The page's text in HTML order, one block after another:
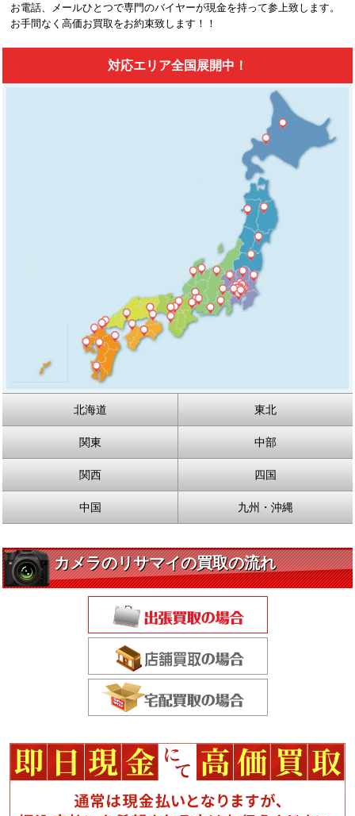
お電話、メールひとつで専門のバイヤーが現金を持って参上致します。
お手間なく高価お買取をお約束致します！！
対応エリア全国展開中！
北海道 東北
関東 中部
関西 四国
中国 九州・沖縄